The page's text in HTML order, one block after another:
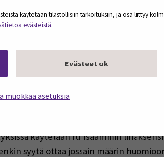
käytetään tilastollisiin tarkoituksiin, ja osa liittyy
evästeistä.
Evästeet ok
muokkaa asetuksia
ovat siihen liuenneina. Tässä tullaan
korrelaatioon – kun toista jalostetaan
ruhojen vähärasvaisuutta
kuin lihatalojenkin
käytetään runsaammin
syytä ottaa jossain määrin